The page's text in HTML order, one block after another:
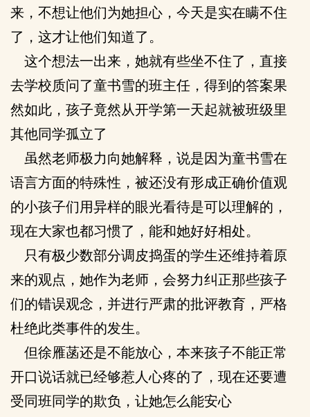
来，不想让他们为她担心，今天是实在瞒不住
了，这才让他们知道了。
这个想法一出来，她就有些坐不住了，直接
去学校质问了童书雪的班主任，得到的答案果
然如此，孩子竟然从开学第一天起就被班级里
其他同学孤立了
虽然老师极力向她解释，说是因为童书雪在
语言方面的特殊性，被还没有形成正确价值观
的小孩子们用异样的眼光看待是可以理解的，
现在大家也都习惯了，能和她好好相处。
只有极少数部分调皮捣蛋的学生还维持着原
来的观点，她作为老师，会努力纠正那些孩子
们的错误观念，并进行严肃的批评教育，严格
杜绝此类事件的发生。
但徐雁菡还是不能放心，本来孩子不能正常
开口说话就已经够惹人心疼的了，现在还要遭
受同班同学的欺负，让她怎么能安心